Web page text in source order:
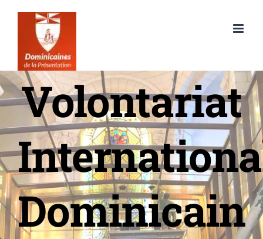
Passer
Volontariat
Dominicain